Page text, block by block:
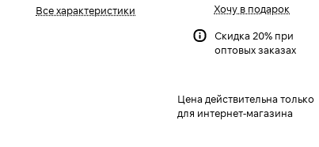
Все характеристики
Хочу в подарок
Скидка 20% при
оптовых заказах
Цена действительна только
для интернет-магазина